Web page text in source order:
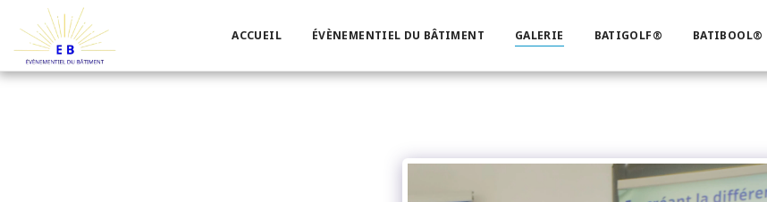
ACCUEIL ÉVÈNEMENTIEL DU BÂTIMENT GALERIE BATIGOLF® BATIBOOL®